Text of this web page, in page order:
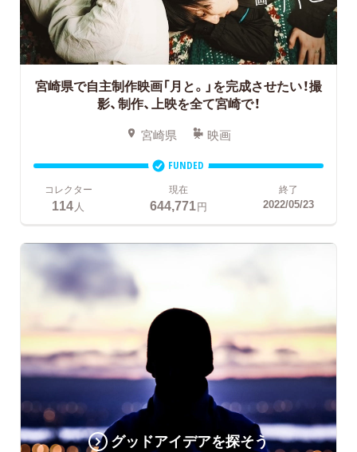
宮崎県で自主制作映画「月と。」を完成させたい！撮
影、制作、上映を全て宮崎で！
宮崎県 映画
FUNDED
コレクター
114 人
現在
644,771円
終了
2022/05/23
グッドアイデアを探そう